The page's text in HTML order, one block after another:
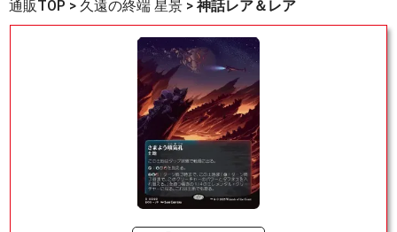
通販TOP > 久遠の終端 星景 > 神話レア＆レア